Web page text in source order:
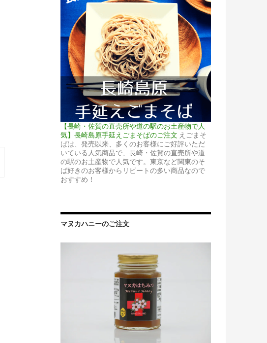
【長崎・佐賀の直売所や道の駅のお土産物で人
気】長崎島原手延えごまそばのご注文 えごまそ
ばは、発売以来、多くのお客様にご好評いただ
いている人気商品で、長崎・佐賀の直売所や道
の駅のお土産物で人気です。東京など関東のそ
ば好きのお客様からリピートの多い商品なので
おすすめ！
マヌカハニーのご注文